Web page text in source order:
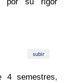
subir
4 semestres,